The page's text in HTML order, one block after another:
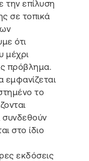
την επίλυση
σε τοπικά
ότι
μέχρι
πρόβλημα.
το
στο ίδιο
εκδόσεις